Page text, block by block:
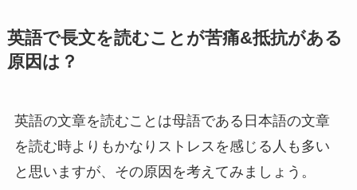
英語で長文を読むことが苦痛&抵抗がある
原因は？
英語の文章を読むことは母語である日本語の文章
を読む時よりもかなりストレスを感じる人も多い
と思いますが、その原因を考えてみましょう。